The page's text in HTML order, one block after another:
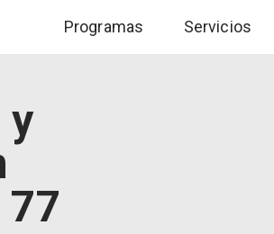
Programas Servicios
y